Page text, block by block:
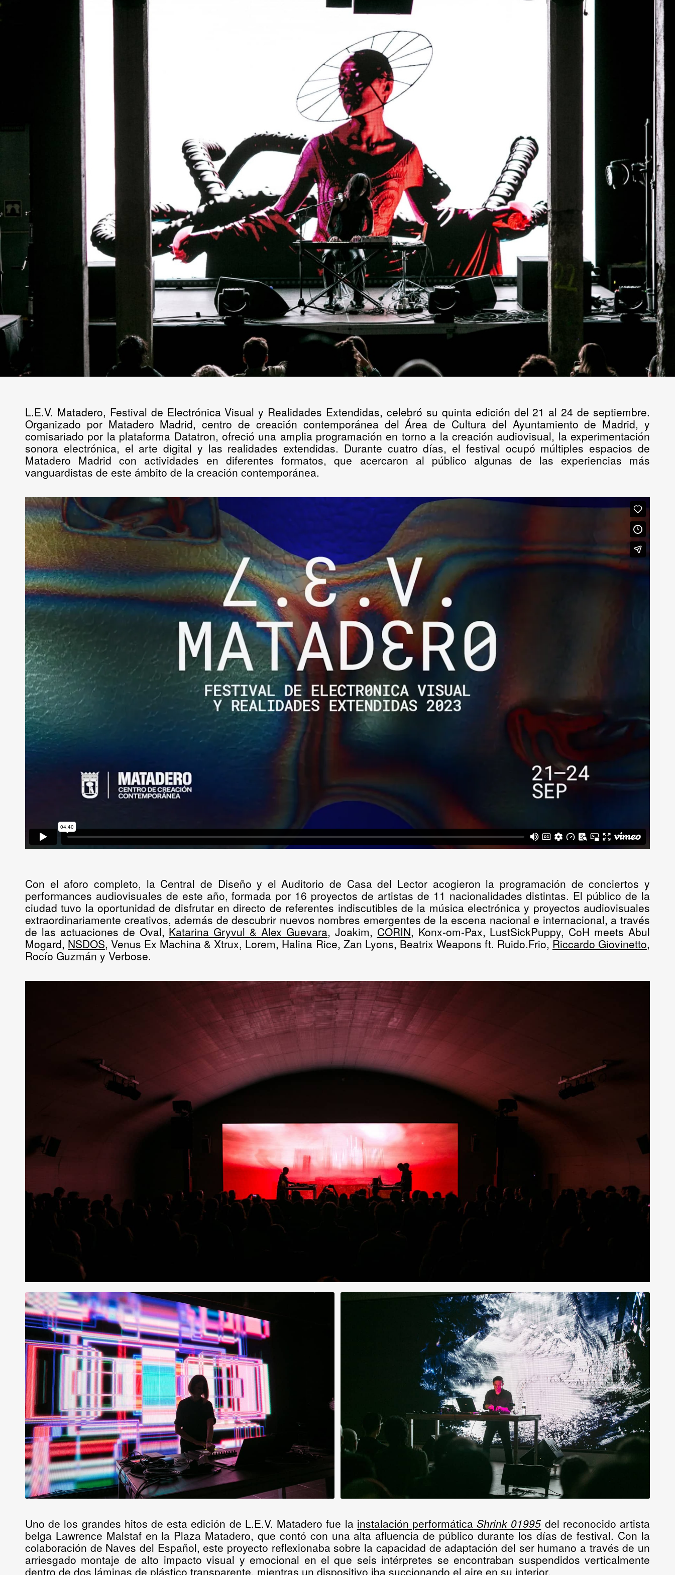
L.E.V. Matadero, Festival de Electrónica Visual y Realidades Extendidas, celebró su quinta edición del 21 al 24 de septiembre.
Organizado por Matadero Madrid,centro de creación contemporánea delÁrea de Cultura del Ayuntamiento de Madrid, y
comisariado por la plataforma Datatron, ofreció una amplia programación en torno a la creación audiovisual, la experimentación
sonora electrónica, el arte digital y las realidades extendidas. Durante cuatro días, el festival ocupó múltiples espacios de
Matadero Madrid con actividades en diferentes formatos, que acercaron al público algunas de las experiencias más
vanguardistas de este ámbito de la creación contemporánea.
Con el aforo completo, la Central de Diseño y el Auditorio de Casa del Lector acogieron la programación deconciertos y
performances audiovisuales de este año, formada por 16 proyectos de artistas de 11 nacionalidades distintas. El público de la
ciudad tuvo la oportunidad de disfrutar en directo de referentes indiscutibles de la música electrónica y proyectos audiovisuales
extraordinariamente creativos, además de descubrir nuevos nombres emergentes de la escena nacional e internacional, a través
de las actuaciones de Oval, Katarina Gryvul & Alex Guevara, Joakim, CORIN, Konx-om-Pax, LustSickPuppy, CoH meets Abul
Mogard, NSDOS, Venus Ex Machina & Xtrux, Lorem, Halina Rice, Zan Lyons, Beatrix Weapons ft. Ruido.Frio, Riccardo Giovinetto,
Rocío Guzmán y Verbose.
Uno de los grandes hitos de esta edición de L.E.V. Matadero fue la instalación performática Shrink 01995 del reconocido artista
belga Lawrence Malstafen la Plaza Matadero, que contó con una alta afluencia de público durante los días de festival. Con la
colaboración de Naves del Español, este proyecto reflexionaba sobre la capacidad de adaptación del ser humano a través de un
arriesgado montaje de alto impacto visual y emocional en el que seis intérpretes se encontraban suspendidos verticalmente
dentro de dos láminas de plástico transparente, mientras un dispositivo iba succionando el aire en su interior.